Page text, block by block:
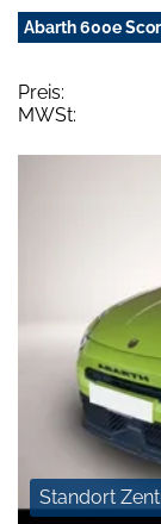
Abarth 600e
Preis:
MWSt:
Standort